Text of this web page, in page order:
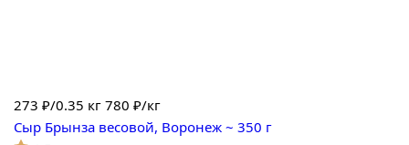
273 ₽/0.35 кг 780 ₽/кг
Сыр Брынза весовой, Воронеж ~ 350 г